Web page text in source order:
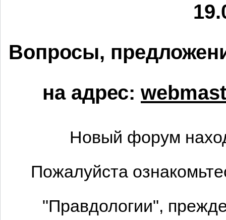
Вопросы,
на адрес:
Новый форум
Пожалуйста
"Правдологии",